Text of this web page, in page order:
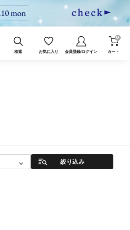
検索 お気に入り 会員登録/ログイン カート
0
絞り込み